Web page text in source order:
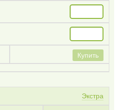
Купить
Экстра